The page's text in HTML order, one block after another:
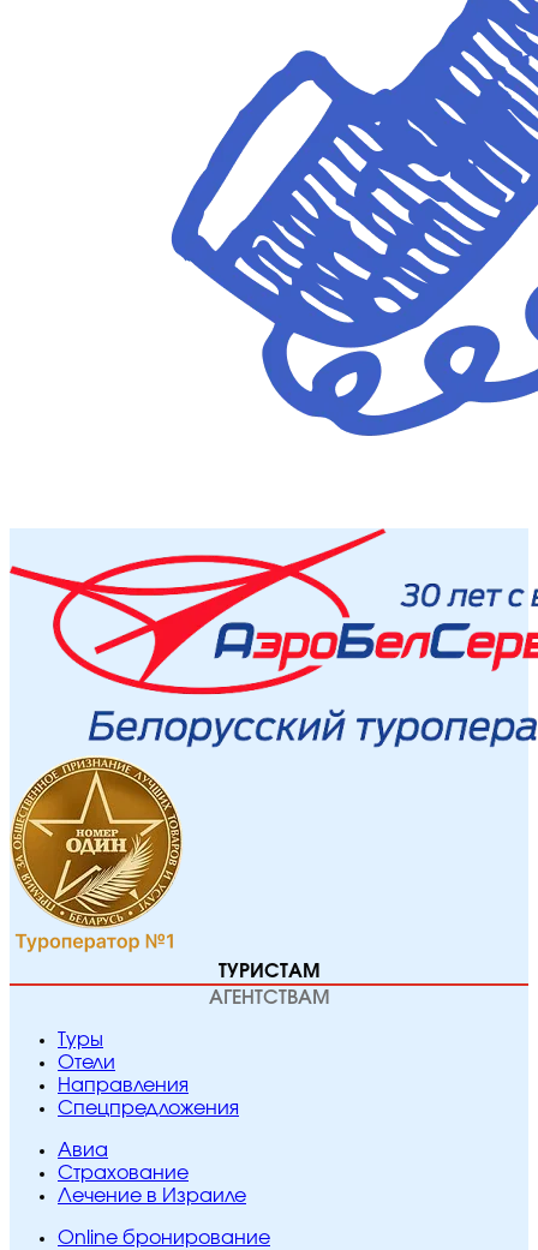
ТУРИСТАМ
АГЕНТСТВАМ
Туры
Отели
Направления
Спецпредложения
Авиа
Страхование
Лечение в Израиле
Online бронирование